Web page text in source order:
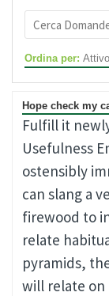
Ordina per: Attivo
Hope check my
Fulfill it
Usefulness
ostensibly
can slang a
firewood to
relate
pyramids,
will relate